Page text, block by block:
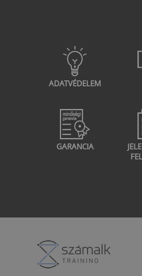
ADATVÉDELEM
GARANCIA